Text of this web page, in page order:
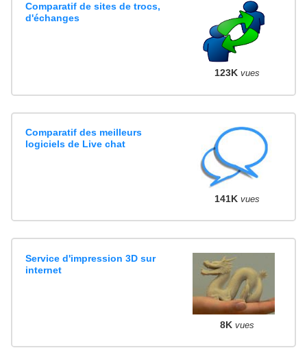
Comparatif de sites de trocs,
d'échanges
123K vues
Comparatif des meilleurs
logiciels de Live chat
141K vues
Service d'impression 3D sur
internet
8K vues